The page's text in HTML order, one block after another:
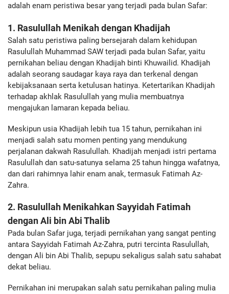
adalah enam peristiwa besar yang terjadi pada bulan Safar:
1. Rasulullah Menikah dengan Khadijah
Salah satu peristiwa paling bersejarah dalam kehidupan
Rasulullah Muhammad SAW terjadi pada bulan Safar, yaitu
pernikahan beliau dengan Khadijah binti Khuwailid. Khadijah
adalah seorang saudagar kaya raya dan terkenal dengan
kebijaksanaan serta ketulusan hatinya. Ketertarikan Khadijah
terhadap akhlak Rasulullah yang mulia membuatnya
mengajukan lamaran kepada beliau.
Meskipun usia Khadijah lebih tua 15 tahun, pernikahan ini
menjadi salah satu momen penting yang mendukung
perjalanan dakwah Rasulullah. Khadijah menjadi istri pertama
Rasulullah dan satu-satunya selama 25 tahun hingga wafatnya,
dan dari rahimnya lahir enam anak, termasuk Fatimah Az-
Zahra.
2. Rasulullah Menikahkan Sayyidah Fatimah
dengan Ali bin Abi Thalib
Pada bulan Safar juga, terjadi pernikahan yang sangat penting
antara Sayyidah Fatimah Az-Zahra, putri tercinta Rasulullah,
dengan Ali bin Abi Thalib, sepupu sekaligus salah satu sahabat
dekat beliau.
Pernikahan ini merupakan salah satu pernikahan paling mulia